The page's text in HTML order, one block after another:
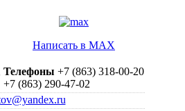
Написать в MAX
Телефоны +7 (863) 318-00-20
+7 (863) 290-47-02